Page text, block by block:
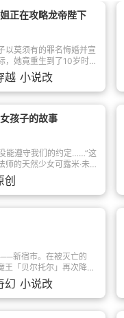
密爱好是cosplay，并给
和视频的收藏光盘，告
！！”在只有两个人的
，天乃莉莉纱cosplay
村正宗受到冲击。被热情
“热爱着某物”的所有阿
就此开幕。
正在攻略龙帝陛下
以莫须有的罪名悔婚并宣
，她竟重生到了10岁时订
免于走上悲剧结局，她
不料对方却是前生最大的
将）入魔的皇帝·哈迪
小姐在此刻重启人生！
越 小说改
孩子的故事
能遵守我们的约定……”这
师的天然少女可露米·未
出的魔法师名门”爱德尔
个女孩子的故事。“要成
特兰魔法学校‘国家魔法师
魔组）’”——明明有着这
们却落榜了！？原以为追
园生活就此发生大转
同班同学，加上可疑的同
了什么秘密！？魔法师
能当上魔法师……吗？这
、性格截然相反的女孩
的奇幻故事！
创
新宿市。在被灭亡的
「贝尔托尔」再次降临
都市。巨大都市国家的辉
隐藏的惨烈「黑暗」，
揭开。为了统治新世界，
！
幻 小说改